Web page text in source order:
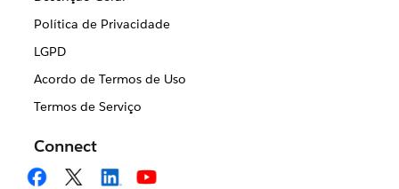
Política de Privacidade
LGPD
Acordo de Termos de Uso
Termos de Serviço
Connect